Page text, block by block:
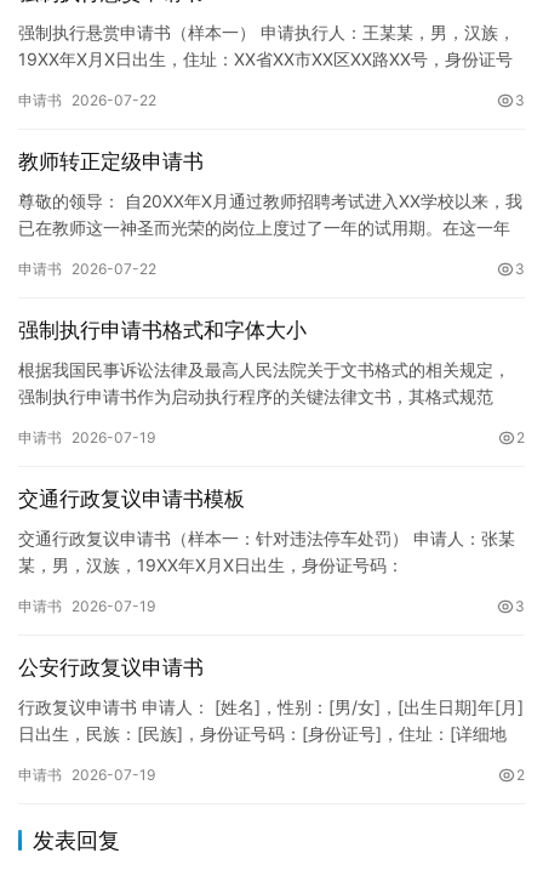
强制执行悬赏申请书（样本一） 申请执行人：王某某，男，汉族，
19XX年X月X日出生，住址：XX省XX市XX区XX路XX号，身份证号
申请书 2026-07-22 3
教师转正定级申请书
尊敬的领导： 自20XX年X月通过教师招聘考试进入XX学校以来，我
已在教师这一神圣而光荣的岗位上度过了一年的试用期。在这一年
申请书 2026-07-22 3
强制执行申请书格式和字体大小
根据我国民事诉讼法律及最高人民法院关于文书格式的相关规定，
强制执行申请书作为启动执行程序的关键法律文书，其格式规范
纸张与…
申请书 2026-07-19 2
交通行政复议申请书模板
交通行政复议申请书（样本一：针对违法停车处罚） 申请人：张某
某，男，汉族，19XX年X月X日出生，身份证号码：
申请书 2026-07-19 3
公安行政复议申请书
行政复议申请书 申请人： [姓名]，性别：[男/女]，[出生日期]年[月]
日出生，民族：[民族]，身份证号码：[身份证号]，住址：[详细地
申请书 2026-07-19 2
发表回复